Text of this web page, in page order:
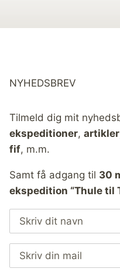
NYHEDSBREV
Tilmeld dig mit
ekspeditioner, artikler
fif, m.m.
Samt få adgang til 30
ekspedition “Thule til